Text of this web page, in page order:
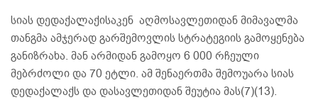
სიას დედაქალაქისაკენ აღმოსავლეთიდან მიმავალმა
თანგმა ამჯერად გარშემოვლის სტრატეგიის გამოყენება
განიზრახა. მან არმიდან გამოყო 6 000 რჩეული
მებრძოლი და 70 ეტლი. ამ შენაერთმა შემოუარა სიას
დედაქალაქს და დასავლეთიდან შეუტია მას(7)(13).